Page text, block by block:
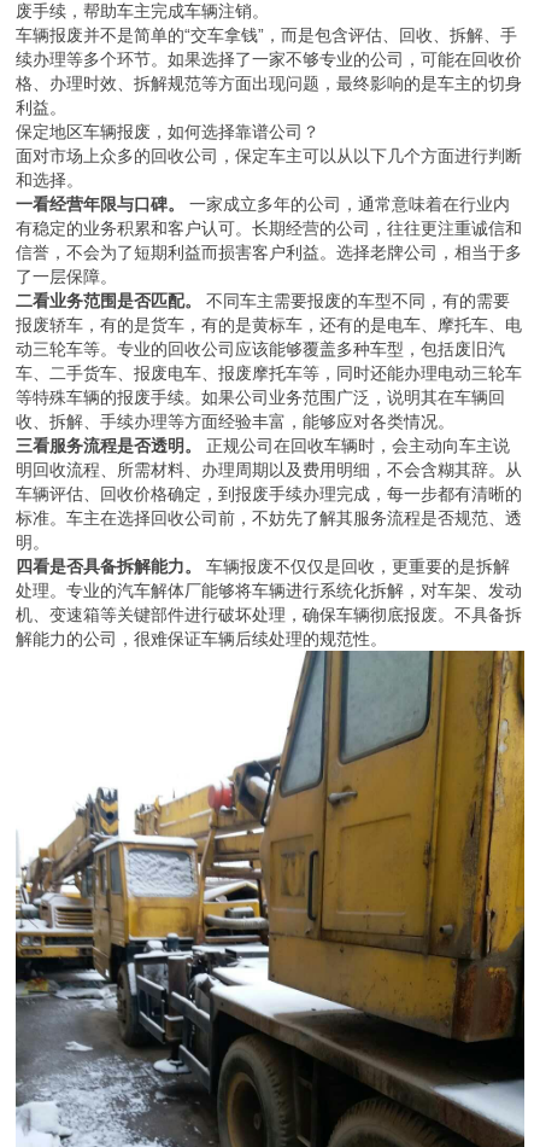
废手续，帮助车主完成车辆注销。
车辆报废并不是简单的“交车拿钱”，而是包含评估、回收、拆解、手
续办理等多个环节。如果选择了一家不够专业的公司，可能在回收价
格、办理时效、拆解规范等方面出现问题，最终影响的是车主的切身
利益。
保定地区车辆报废，如何选择靠谱公司？
面对市场上众多的回收公司，保定车主可以从以下几个方面进行判断
和选择。
一看经营年限与口碑。
一家成立多年的公司，通常意味着在行业内
有稳定的业务积累和客户认可。长期经营的公司，往往更注重诚信和
信誉，不会为了短期利益而损害客户利益。选择老牌公司，相当于多
了一层保障。
二看业务范围是否匹配。
不同车主需要报废的车型不同，有的需要
报废轿车，有的是货车，有的是黄标车，还有的是电车、摩托车、电
动三轮车等。专业的回收公司应该能够覆盖多种车型，包括废旧汽
车、二手货车、报废电车、报废摩托车等，同时还能办理电动三轮车
等特殊车辆的报废手续。如果公司业务范围广泛，说明其在车辆回
收、拆解、手续办理等方面经验丰富，能够应对各类情况。
三看服务流程是否透明。
正规公司在回收车辆时，会主动向车主说
明回收流程、所需材料、办理周期以及费用明细，不会含糊其辞。从
车辆评估、回收价格确定，到报废手续办理完成，每一步都有清晰的
标准。车主在选择回收公司前，不妨先了解其服务流程是否规范、透
明。
四看是否具备拆解能力。
车辆报废不仅仅是回收，更重要的是拆解
处理。专业的汽车解体厂能够将车辆进行系统化拆解，对车架、发动
机、变速箱等关键部件进行破坏处理，确保车辆彻底报废。不具备拆
解能力的公司，很难保证车辆后续处理的规范性。